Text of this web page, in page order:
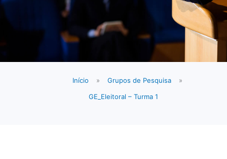
Início » Grupos de Pesquisa
»
GE_Eleitoral – Turma 1